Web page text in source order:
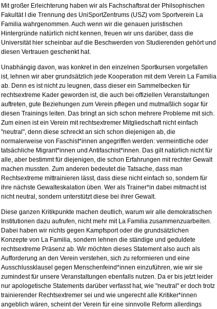
Mit großer Erleichterung haben wir als Fachschaftsrat der Philsophischen
Fakultät I die Trennung des UniSportZentrums (USZ) vom Sportverein La
Familia wahrgenommen. Auch wenn wir die genauen juristischen
Hintergründe natürlich nicht kennen, freuen wir uns darüber, dass die
Universität hier scheinbar auf die Beschwerden von Studierenden gehörtund
diesen Vertrauen geschenkt hat.
Unabhängig davon, was konkret in den einzelnen Sportkursen vorgefallen
ist, lehnen wir aber grundsätzlich jede Kooperation mit dem Verein La Familia
ab. Denn es ist nicht zu leugnen, dass dieser ein Sammelbecken für
rechtsextreme Kader geworden ist, die auch bei offiziellen Veranstaltungen
auftreten, gute Beziehungen zum Verein pflegen und mutmaßlich sogar für
diesen Trainings leiten. Das bringt an sich schon mehrere Probleme mit sich.
Zum einen ist ein Verein mit rechtsextremer Mitgliedschaft nicht einfach
"neutral", denn diese schreckt an sich schon diejenigen ab, die
normalerweise von Faschist*innen angegriffen werden: vermeintliche oder
tatsächliche Migrant*innen und Antifaschist*innen. Das gilt natürlich nicht für
alle, aber bestimmt für diejenigen, die schon Erfahrungen mit rechter Gewalt
machen mussten. Zum anderen bedeutet die Tatsache, dass man
Rechtsextreme mittrainieren lässt, dass diese nicht einfach so, sondern für
ihre nächste Gewalteskalation üben. Wer als Trainer*in dabei mitmacht ist
nicht neutral, sondern unterstützt diese bei ihrer Gewalt.
Diese ganzen Kritikpunkte machen deutlich, warum wir alle demokratischen
Institutionen dazu aufrufen, nicht mehr mit La Familia zusammenzuarbeiten.
Dabei haben wir nichts gegen Kampfsport oder die grundsätzlichen
Konzepte von La Familia, sondern lehnen die ständige und geduldete
rechtsextreme Präsenz ab. Wir möchten dieses Statement also auch als
Aufforderung an den Verein verstehen, sich zu reformieren und eine
Ausschlussklausel gegen Menschenfeind*innen einzuführen, wie wir sie
zumindest für unsere Veranstaltungen ebenfalls nutzen. Da er bis jetzt leider
nur apologetische Statements darüber verfasst hat, wie "neutral" er doch trotz
trainierender Rechtsextremer sei und wie ungerechtalle Kritiker*innen
angeblich wären, scheint der Verein für eine sinnvolle Reform allerdings